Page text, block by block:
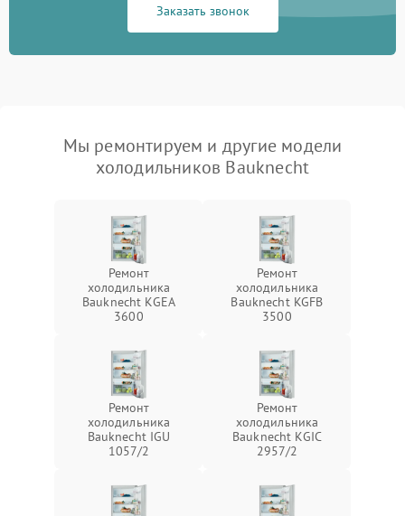
Заказать звонок
Мы ремонтируем и другие модели
холодильников Bauknecht
Ремонт
холодильника
Bauknecht KGEA
3600
Ремонт
холодильника
Bauknecht KGFB
3500
Ремонт
холодильника
Bauknecht IGU
1057/2
Ремонт
холодильника
Bauknecht KGIC
2957/2